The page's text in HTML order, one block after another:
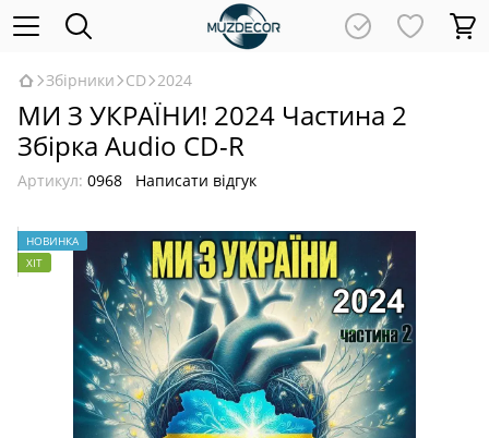
Збірники CD 2024
МИ З УКРАЇНИ! 2024 Частина 2
Збірка Audio CD-R
Артикул: 0968 Написати відгук
НОВИНКА
ХІТ